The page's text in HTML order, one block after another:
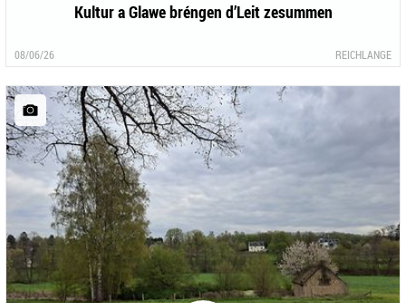
Kultur a Glawe bréngen d’Leit zesummen
08/06/26 REICHLANGE